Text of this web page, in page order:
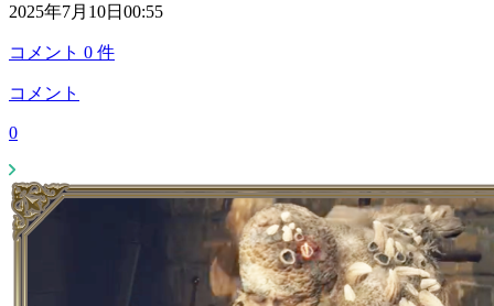
2025年7月10日00:55
コメント 0 件
コメント
0